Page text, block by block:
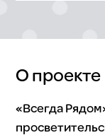
О проекте
«Всегда